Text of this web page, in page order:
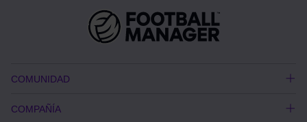
COMUNIDAD
COMPAÑÍA